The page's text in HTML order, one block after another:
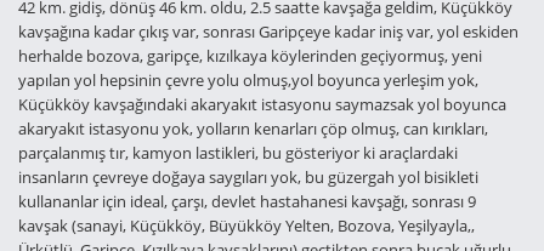
42 km. gidiş, dönüş 46 km. oldu, 2.5 saatte kavşağa geldim, Küçükköy
kavşağına kadar çıkış var, sonrası Garipçeye kadar iniş var, yol eskiden
herhalde bozova, garipçe, kızılkaya köylerinden geçiyormuş, yeni
yapılan yol hepsinin çevre yolu olmuş,yol boyunca yerleşim yok,
Küçükköy kavşağındaki akaryakıt istasyonu saymazsak yol boyunca
akaryakıt istasyonu yok, yolların kenarları çöp olmuş, can kırıkları,
parçalanmış tır, kamyon lastikleri, bu gösteriyor ki araçlardaki
insanların çevreye doğaya saygıları yok, bu güzergah yol bisikleti
kullananlar için ideal, çarşı, devlet hastahanesi kavşağı, sonrası 9
kavşak (sanayi, Küçükköy, Büyükköy Yelten, Bozova, Yeşilyayla,,